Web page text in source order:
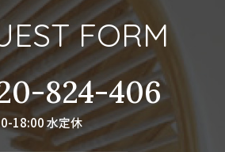
FORM
824-406
18:00 水定休